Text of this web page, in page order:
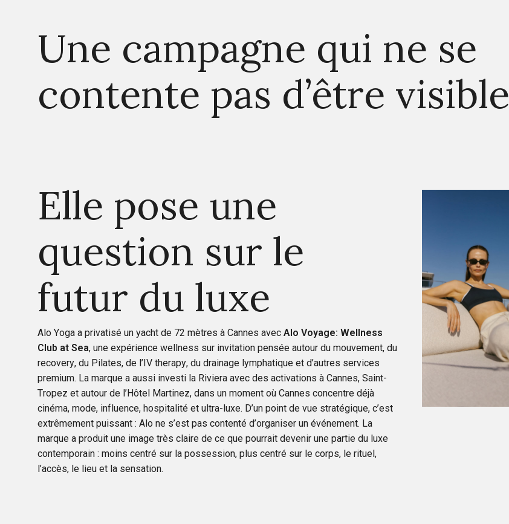
Une campagne qui ne se
contente pas d’être visible
Elle pose une
question sur le
futur du luxe
Alo Yoga a privatisé un yacht de 72 mètres à Cannes avec Alo Voyage: Wellness
Club at Sea, une expérience wellness sur invitation pensée autour du mouvement, du
recovery, du Pilates, de l’IV therapy, du drainage lymphatique et d’autres services
premium. La marque a aussi investi la Riviera avec des activations à Cannes, Saint-
Tropez et autour de l’Hôtel Martinez, dans un moment où Cannes concentre déjà
cinéma, mode, influence, hospitalité et ultra-luxe. D’un point de vue stratégique, c’est
extrêmement puissant : Alo ne s’est pas contenté d’organiser un événement. La
marque a produit une image très claire de ce que pourrait devenir une partie du luxe
contemporain : moins centré sur la possession, plus centré sur le corps, le rituel,
l’accès, le lieu et la sensation.